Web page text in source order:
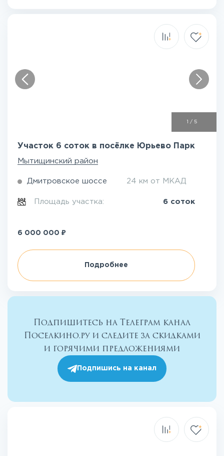
/ 5
Участок 6 соток в посёлке Юрьево Парк
Мытищинский район
Дмитровское шоссе 24 км от МКАД
Площадь участка: 6 соток
6 000 000 ₽
Подробнее
Подпишитесь на Телеграм канал
Поселкино.ру и следите за скидками
и горячими предложениями
Подпишись на канал